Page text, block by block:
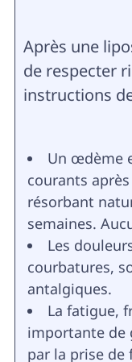
Après une
de respecter
instructions
Un œdème
courants
résorbant
semaines.
Les
courbatures,
antalgiques.
La fatigue,
importante de
par la prise